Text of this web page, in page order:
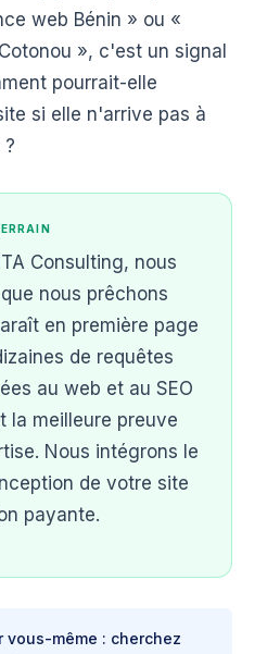
web Bénin » ou «
», c'est un signal
pourrait-elle
si elle n'arrive pas à
Consulting, nous
nous prêchons
en première page
de requêtes
au web et au SEO
la meilleure preuve
Nous intégrons le
de votre site
payante.
vous-même : cherchez